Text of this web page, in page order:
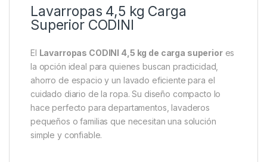
Lavarropas 4,5 kg Carga
Superior CODINI
El Lavarropas CODINI 4,5 kg de carga superiores
la opción ideal para quienes buscan practicidad,
ahorro de espacio y un lavado eficiente para el
cuidado diario de la ropa. Su diseño compacto lo
hace perfecto para departamentos, lavaderos
pequeños o familias que necesitan una solución
simple y confiable.